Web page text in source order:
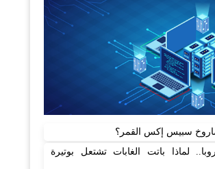
سبيس إكس القمر؟
لماذا باتت الغابات تشتعل بوتيرة